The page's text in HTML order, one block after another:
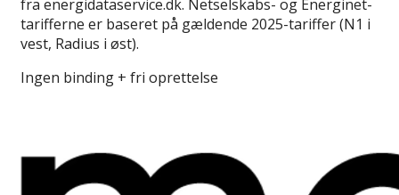
fra energidataservice.dk. Netselskabs- og Energinet-
tarifferne er baseret på gældende 2025-tariffer (N1 i
vest, Radius i øst).
Ingen binding + fri oprettelse